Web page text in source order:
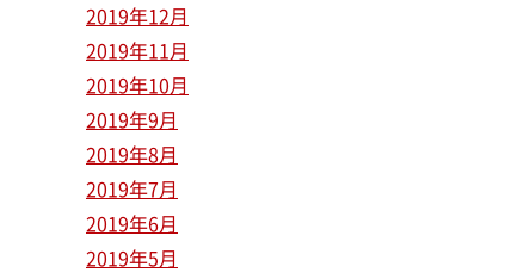
2019年12月
2019年11月
2019年10月
2019年9月
2019年8月
2019年7月
2019年6月
2019年5月